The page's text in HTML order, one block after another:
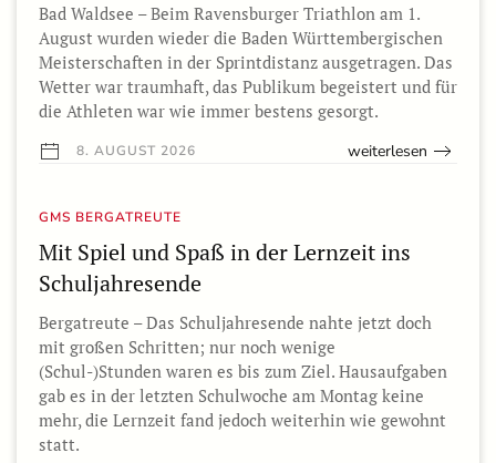
Bad Waldsee – Beim Ravensburger Triathlon am 1.
August wurden wieder die Baden Württembergischen
Meisterschaften in der Sprintdistanz ausgetragen. Das
Wetter war traumhaft, das Publikum begeistert und für
die Athleten war wie immer bestens gesorgt.
8. AUGUST 2026 weiterlesen
GMS BERGATREUTE
Mit Spiel und Spaß in der Lernzeit ins
Schuljahresende
Bergatreute – Das Schuljahresende nahte jetzt doch
mit großen Schritten; nur noch wenige
(Schul-)Stunden waren es bis zum Ziel. Hausaufgaben
gab es in der letzten Schulwoche am Montag keine
mehr, die Lernzeit fand jedoch weiterhin wie gewohnt
statt.